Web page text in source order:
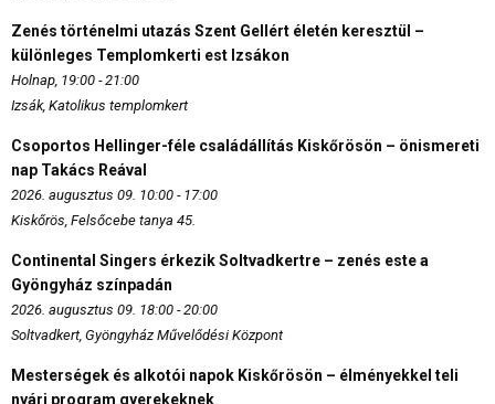
Zenés történelmi utazás Szent Gellért életén keresztül –
különleges Templomkerti est Izsákon
Holnap, 19:00 - 21:00
Izsák, Katolikus templomkert
Csoportos Hellinger-féle családállítás Kiskőrösön – önismereti
nap Takács Reával
2026. augusztus 09. 10:00 - 17:00
Kiskőrös, Felsőcebe tanya 45.
Continental Singers érkezik Soltvadkertre – zenés este a
Gyöngyház színpadán
2026. augusztus 09. 18:00 - 20:00
Soltvadkert, Gyöngyház Művelődési Központ
Mesterségek és alkotói napok Kiskőrösön – élményekkel teli
nyári program gyerekeknek